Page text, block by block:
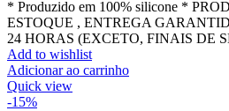
* Produzido em 100% silicone *
ESTOQUE , ENTREGA
24 HORAS (EXCETO, FINAIS DE
Add to wishlist
Adicionar ao carrinho
Quick view
-15%